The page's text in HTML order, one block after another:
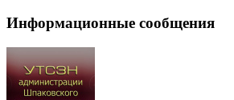
Информационные сообщения